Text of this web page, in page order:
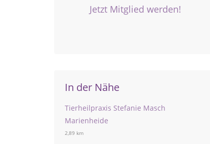
Jetzt Mitglied werden!
In der Nähe
Tierheilpraxis Stefanie Masch
Marienheide
2,89 km